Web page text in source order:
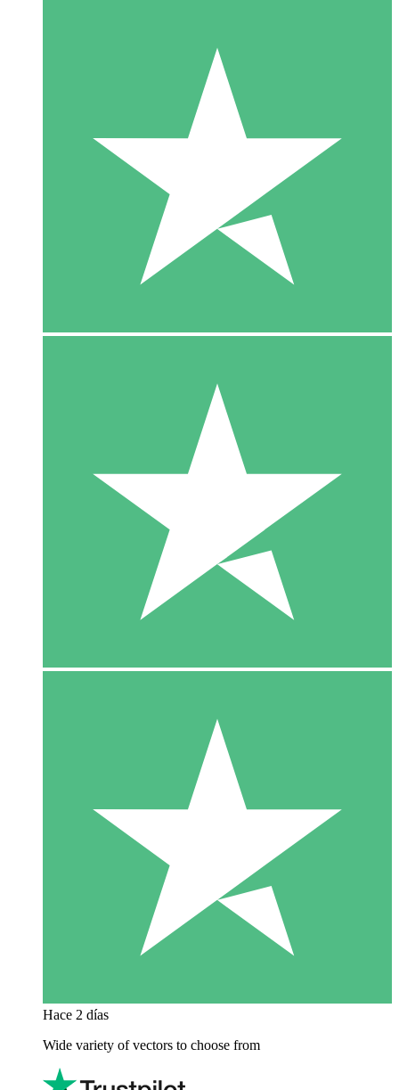
Hace 2 días
Wide variety of vectors to choose from